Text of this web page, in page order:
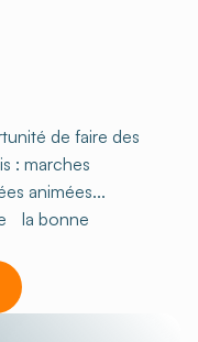
de faire des
: marches
animées...
la bonne